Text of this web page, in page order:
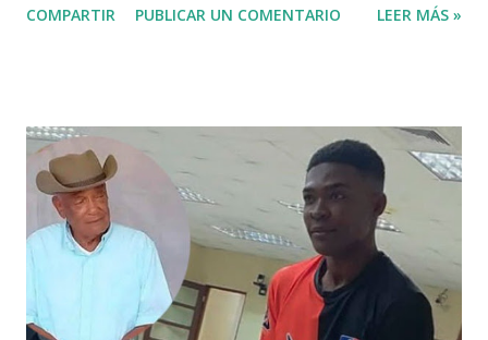
pic.twitter.com/xst0wxx9PU — World Baseball Classic
oponentes 25-5. Soto lo calificó como una experiencia
emocionante, con toda la República Dominicana
aplaudiendo, mientras los aficionados coreaban "¡Queremos
a Venezuela!" para el próximo enfrentamiento.
#BéisbolListín | Con "no pueden" y "vengan to'", celebran
los dominicanos celebran segunda victoria para República
Dominicana en el Clásico Mundial. #ClásicoMundial
COMPARTIR PUBLICAR UN COMENTARIO LEER MÁS »